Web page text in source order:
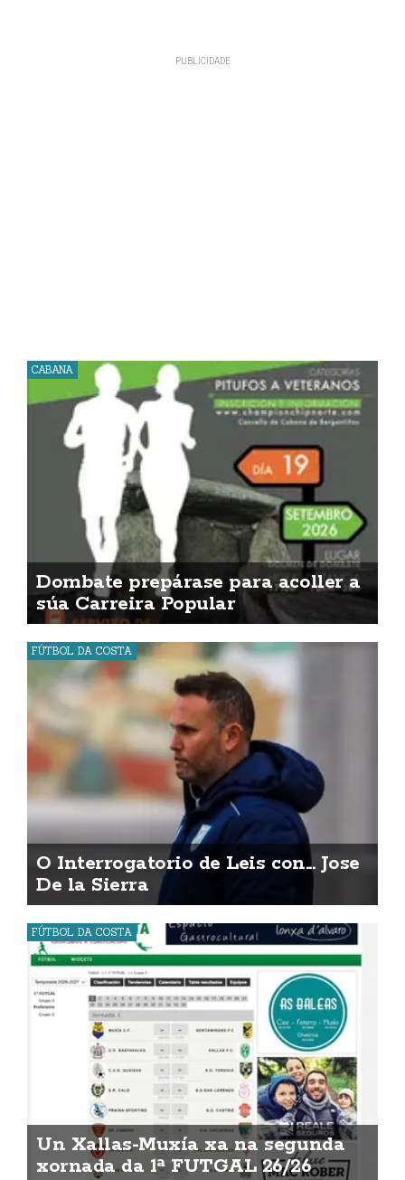
CABANA
Dombate prepárase para acoller a
súa Carreira Popular
FÚTBOL DA COSTA
O Interrogatorio de Leis con... Jose
De la Sierra
FÚTBOL DA COSTA
Un Xallas-Muxía xa na segunda
xornada da 1ª FUTGAL 26/26